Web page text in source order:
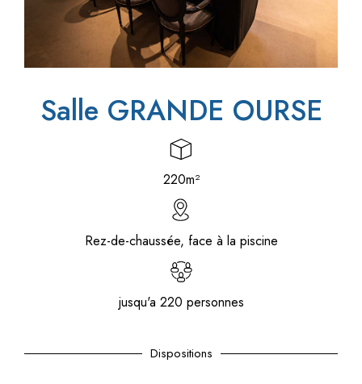
Salle GRANDE OURSE
220m²
Rez-de-chaussée, face à la piscine
jusqu'a 220 personnes
Dispositions